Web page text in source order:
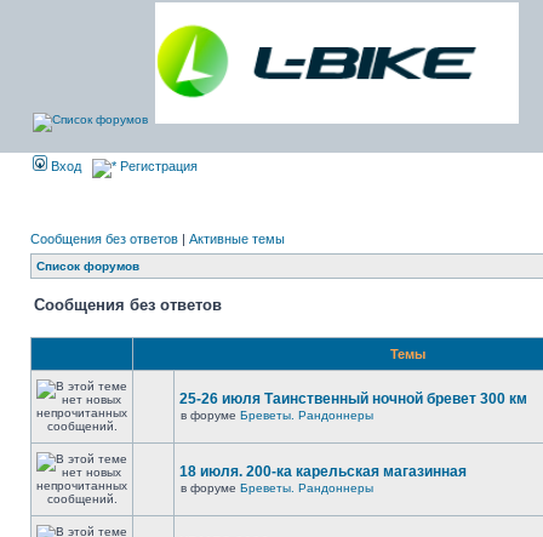
Вход Регистрация
Сообщения без ответов | Активные темы
Список форумов
Сообщения без ответов
Темы
25-26 июля Таинственный ночной бревет 300 км
в форуме Бреветы. Рандоннеры
18 июля. 200-ка карельская магазинная
в форуме Бреветы. Рандоннеры